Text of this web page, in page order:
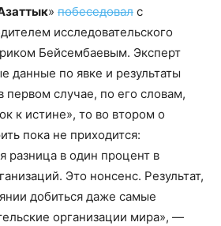
» побеседовал с
исследовательского
Бейсембаевым. Эксперт
данные по явке и результаты
первом случае, по его словам,
к истине», то во втором о
пока не приходится:
разница в один процент в
Это нонсенс. Результат,
добиться даже самые
организации мира», —